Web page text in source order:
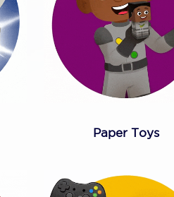
Paper Toys